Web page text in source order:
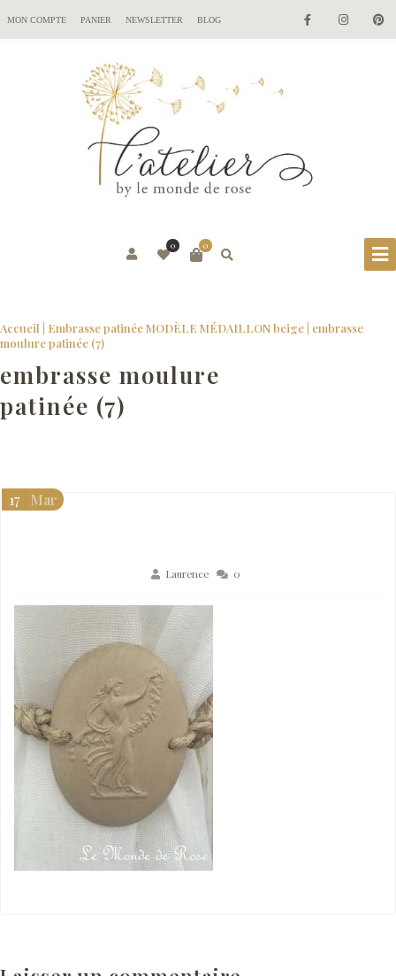
MON COMPTE PANIER NEWSLETTER BLOG
0
0
Accueil Embrasse patinée MODÈLE MÉDAILLON beige embrasse
moulure patinée (7)
embrasse moulure
patinée (7)
Laurence 0
17 Mar